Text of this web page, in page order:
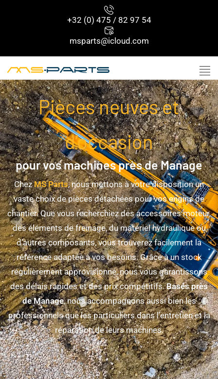
+32 (0) 475 / 82 97 54
msparts@icloud.com
Pièces neuves et
d’occasion
pour vos machines près de Manage
ChezMS Parts, nous mettons à votre disposition un
vaste choix de pièces détachées pour vos engins de
chantier. Que vous recherchiez des accessoires moteur,
des éléments de freinage, du matériel hydraulique ou
d’autres composants, vous trouverez facilement la
référence adaptée à vos besoins. Grâce à un stock
régulièrement approvisionné, nous vous garantissons
des délais rapides et des prix compétitifs.Basés près
de Manage, nous accompagnons aussi bien les
professionnels que les particuliers dans l’entretien et la
réparation de leurs machines.